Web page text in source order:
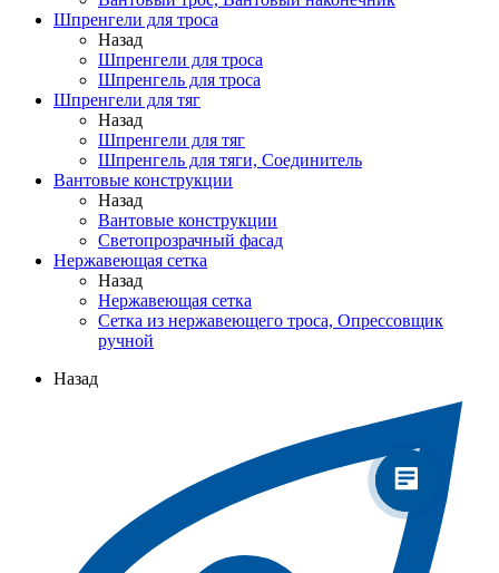
Шпренгели для троса
Назад
Шпренгели для троса
Шпренгель для троса
Шпренгели для тяг
Назад
Шпренгели для тяг
Шпренгель для тяги, Соединитель
Вантовые конструкции
Назад
Вантовые конструкции
Светопрозрачный фасад
Нержавеющая сетка
Назад
Нержавеющая сетка
Сетка из нержавеющего троса, Опрессовщик
ручной
Назад